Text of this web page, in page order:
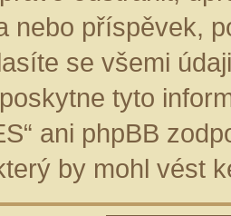
nebo příspěvek,
se všemi
tyto
ani phpBB
by mohl vést